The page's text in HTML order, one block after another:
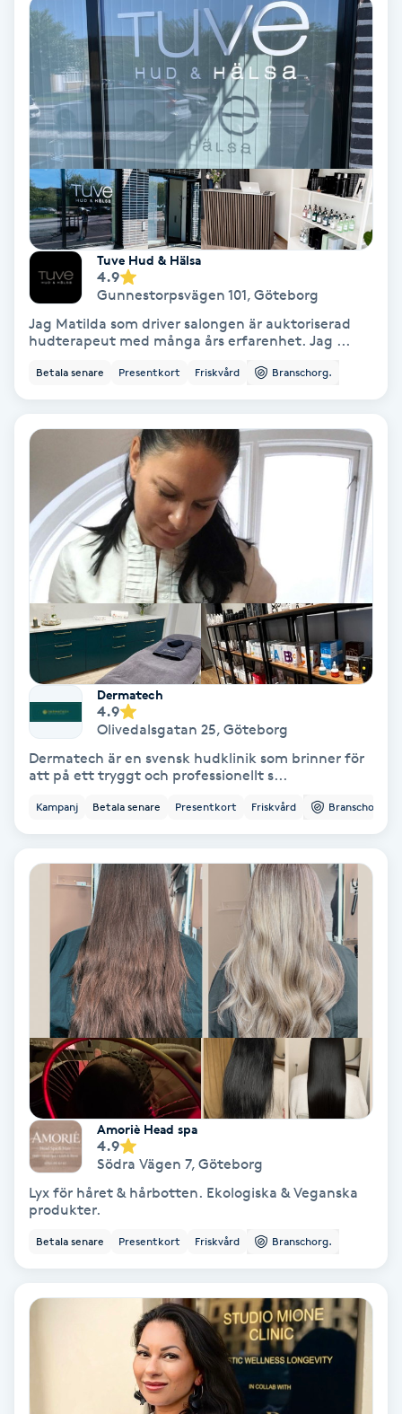
Ansiktsbehandling djuprengörande
Babylights
Balayage
Bambumassage
Barber
Barnklippning
BIAB
Bottenfärg
Brynformning
Brynfärgning
Brynplockning
Bröllopsuppsättning
Celluliter
Coachning
Color correction
Cryoterapi
Damklippning
Dermapen
Diamantslipning
Enzympeeling
Extensions
Extensions borttagning
Tuve Hud & Hälsa
4.9
Gunnestorpsvägen 101, Göteborg
Jag Matilda som driver salongen är auktoriserad
hudterapeut med många års erfarenhet. Jag ...
Betala senare Presentkort Friskvård Branschorg.
Dermatech
4.9
Olivedalsgatan 25, Göteborg
Dermatech är en svensk hudklinik som brinner för
att på ett tryggt och professionellt s...
Kampanj Betala senare Presentkort Friskvård Branschorg.
Amoriè Head spa
4.9
Södra Vägen 7, Göteborg
Lyx för håret & hårbotten. Ekologiska & Veganska
produkter.
Betala senare Presentkort Friskvård Branschorg.